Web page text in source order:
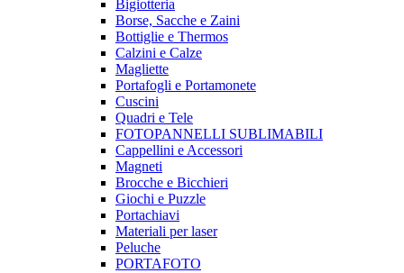
Bigiotteria
Borse, Sacche e Zaini
Bottiglie e Thermos
Calzini e Calze
Magliette
Portafogli e Portamonete
Cuscini
Quadri e Tele
FOTOPANNELLI SUBLIMABILI
Cappellini e Accessori
Magneti
Brocche e Bicchieri
Giochi e Puzzle
Portachiavi
Materiali per laser
Peluche
PORTAFOTO